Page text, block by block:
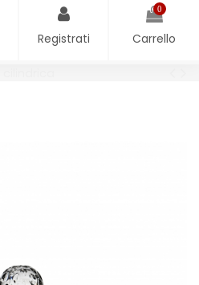
Registrati
0
Carrello